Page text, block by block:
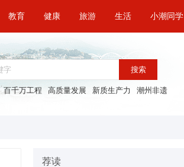
教育 健康 旅游 生活 小潮同学
搜索
百千万工程 高质量发展 新质生产力 潮州非遗
荐读